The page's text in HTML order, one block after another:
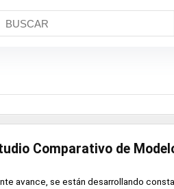
Comparativo de
avance, se están desarrollando